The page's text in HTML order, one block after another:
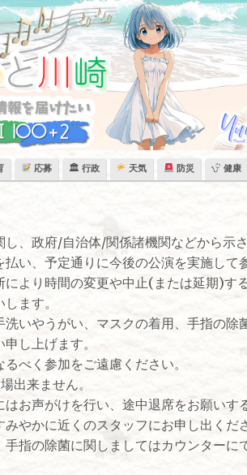
応募 🏛 行政 天気 防災 健康
、政府/自治体/関係諸機関などから示
い、予定通りに今後の公演を実施して
より時間の変更や中止(または延期)す
ます。
いやうがい、マスクの着用、手指の除
し上げます。
べく参加をご遠慮ください。
出来ません。
お声がけを行い、途中退席をお願いす
やかに近くのスタッフにお申し出くだ
指の除菌に関しましてはカウンターに